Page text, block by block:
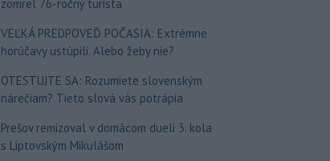
zomrel 76-ročný turista
VEĽKÁ PREDPOVEĎ POČASIA: Extrémne
horúčavy ustúpili. Alebo žeby nie?
OTESTUJTE SA: Rozumiete slovenským
nárečiam? Tieto slová vás potrápia
Prešov remizoval v domácom dueli 3. kola
s Liptovským Mikulášom